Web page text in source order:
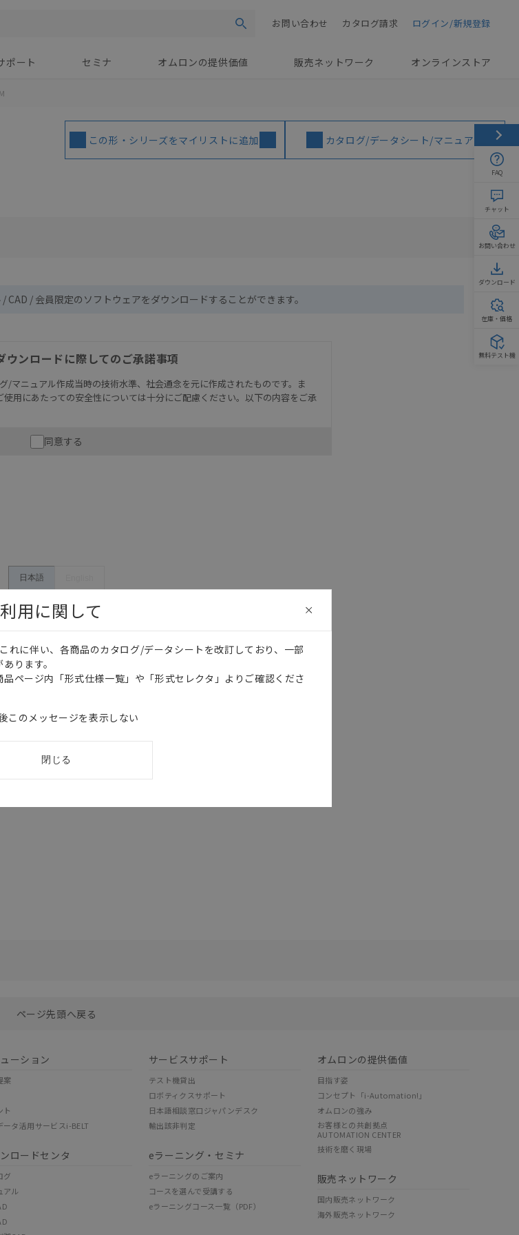
検索 ログイン/新規登録
カタログ請求
お問い合わせ
ポート セミナ オムロンの提供価値 販売ネットワーク オンラインストア
この形・シリーズをマイリストに追加 カタログ/データシート/マニュアル
CAD / 会員限定のソフトウェアをダウンロードすることができます。
ンロードに際してのご承諾事項
/マニュアル作成当時の技術水準、社会通念を元に作成されたものです。ま
用にあたっての安全性については十分にご配慮ください。以下の内容をご承
ような用途に使用される場合には、システム全体として危険を知らせたり、冗
れていること、および本製品が全体の中で意図した用途に対して適切に配電・
ョン事例は参考用ですので、ご採用に際しては機器・装置の機能や安全性を
のものであり、変更・改定させていただいている可能性があります。改めて当
同意する
日本語
ページ先頭へ戻る
ーション
案
ト
ータ活用サービスi-BELT
ロードセンタ
グ
アル
サービスサポート
テスト機貸出
ロボティクスサポート
日本語相談窓口ジャパンデスク
輸出該非判定
eラーニング・セミナ
eラーニングのご案内
コースを選んで受講する
eラーニングコース一覧（PDF）
オムロンの提供価値
目指す姿
コンセプト「i-Automation!」
オムロンの強み
お客様との共創拠点
AUTOMATION CENTER
技術を磨く現場
販売ネットワーク
国内販売ネットワーク
海外販売ネットワーク
FAQ
チャット
お問い合わせ
ダウンロード
在庫・価格
無料テスト機
用に関して
れに伴い、各商品のカタログ/データシートを改訂しており、一部
ります。
ページ内「形式仕様一覧」や「形式セレクタ」よりご確認くださ
このメッセージを表示しない
閉じる